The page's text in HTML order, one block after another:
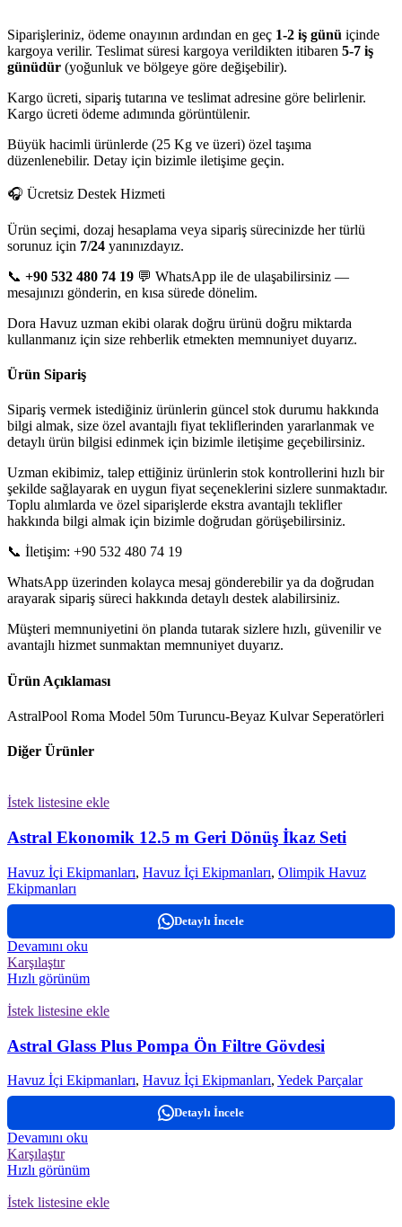
Siparişleriniz, ödeme onayının ardından en geç 1-2 iş günü içinde
kargoya verilir. Teslimat süresi kargoya verildikten itibaren 5-7 iş
günüdür (yoğunluk ve bölgeye göre değişebilir).
Kargo ücreti, sipariş tutarına ve teslimat adresine göre belirlenir.
Kargo ücreti ödeme adımında görüntülenir.
Büyük hacimli ürünlerde (25 Kg ve üzeri) özel taşıma
düzenlenebilir. Detay için bizimle iletişime geçin.
🎧 Ücretsiz Destek Hizmeti
Ürün seçimi, dozaj hesaplama veya sipariş sürecinizde her türlü
sorunuz için 7/24 yanınızdayız.
📞 +90 532 480 74 19 💬 WhatsApp ile de ulaşabilirsiniz —
mesajınızı gönderin, en kısa sürede dönelim.
Dora Havuz uzman ekibi olarak doğru ürünü doğru miktarda
kullanmanız için size rehberlik etmekten memnuniyet duyarız.
Ürün Sipariş
Sipariş vermek istediğiniz ürünlerin güncel stok durumu hakkında
bilgi almak, size özel avantajlı fiyat tekliflerinden yararlanmak ve
detaylı ürün bilgisi edinmek için bizimle iletişime geçebilirsiniz.
Uzman ekibimiz, talep ettiğiniz ürünlerin stok kontrollerini hızlı bir
şekilde sağlayarak en uygun fiyat seçeneklerini sizlere sunmaktadır.
Toplu alımlarda ve özel siparişlerde ekstra avantajlı teklifler
hakkında bilgi almak için bizimle doğrudan görüşebilirsiniz.
📞 İletişim: +90 532 480 74 19
WhatsApp üzerinden kolayca mesaj gönderebilir ya da doğrudan
arayarak sipariş süreci hakkında detaylı destek alabilirsiniz.
Müşteri memnuniyetini ön planda tutarak sizlere hızlı, güvenilir ve
avantajlı hizmet sunmaktan memnuniyet duyarız.
Ürün Açıklaması
AstralPool Roma Model 50m Turuncu-Beyaz Kulvar Seperatörleri
Diğer Ürünler
İstek listesine ekle
Astral Ekonomik 12.5 m Geri Dönüş İkaz Seti
Havuz İçi Ekipmanları, Havuz İçi Ekipmanları, Olimpik Havuz
Ekipmanları
Detaylı İncele
Devamını oku
Karşılaştır
Hızlı görünüm
İstek listesine ekle
Astral Glass Plus Pompa Ön Filtre Gövdesi
Havuz İçi Ekipmanları, Havuz İçi Ekipmanları, Yedek Parçalar
Detaylı İncele
Devamını oku
Karşılaştır
Hızlı görünüm
İstek listesine ekle